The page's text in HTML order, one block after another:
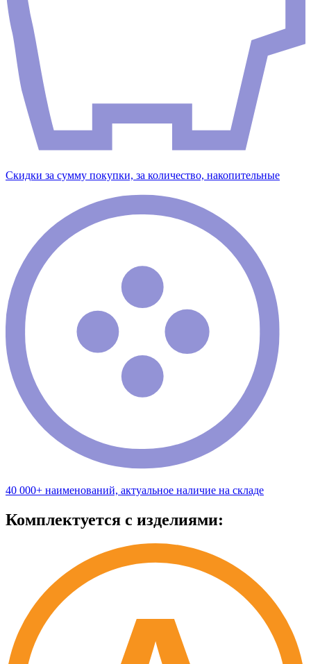
Скидки за сумму покупки, за количество, накопительные
40 000+ наименований, актуальное наличие на складе
Комплектуется с изделиями: